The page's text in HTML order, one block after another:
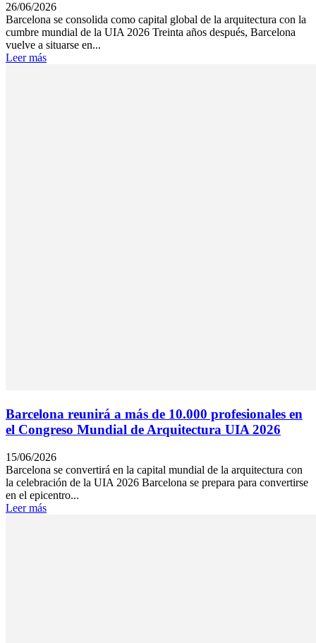
26/06/2026
Barcelona se consolida como capital global de la arquitectura con la
cumbre mundial de la UIA 2026 Treinta años después, Barcelona
vuelve a situarse en...
Leer más
Barcelona reunirá a más de 10.000 profesionales en
el Congreso Mundial de Arquitectura UIA 2026
15/06/2026
Barcelona se convertirá en la capital mundial de la arquitectura con
la celebración de la UIA 2026 Barcelona se prepara para convertirse
en el epicentro...
Leer más